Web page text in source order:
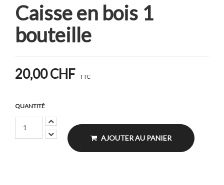
Caisse en bois 1
bouteille
20,00 CHF TTC
QUANTITÉ
AJOUTER AU PANIER